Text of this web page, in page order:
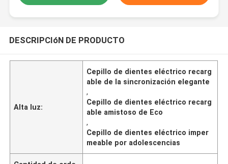
DESCRIPCIóN DE PRODUCTO
Alta luz:
Cepillo de dientes eléctrico recarg
able de la sincronización elegante
,
Cepillo de dientes eléctrico recarg
able amistoso de Eco
,
Cepillo de dientes eléctrico imper
meable por adolescencias